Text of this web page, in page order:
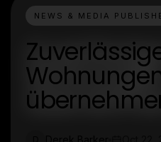
NEWS & MEDIA